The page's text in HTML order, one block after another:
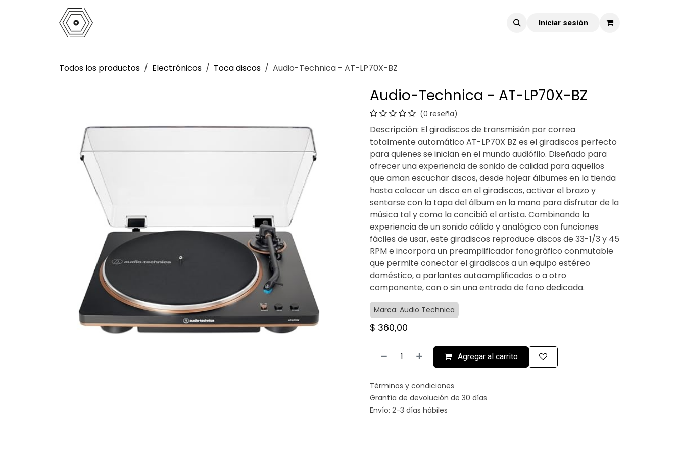
Iniciar sesión
Todos los productos Electrónicos Toca discos Audio-Technica - AT-LP70X-BZ
Audio-Technica - AT-LP70X-BZ
(0 reseña)
Descripción: El giradiscos de transmisión por correa
totalmente automático AT-LP70X BZ es el giradiscos perfecto
para quienes se inician en el mundo audiófilo. Diseñado para
ofrecer una experiencia de sonido de calidad para aquellos
que aman escuchar discos, desde hojear álbumes en la tienda
hasta colocar un disco en el giradiscos, activar el brazo y
sentarse con la tapa del álbum en la mano para disfrutar de la
música tal y como la concibió el artista. Combinando la
experiencia de un sonido cálido y analógico con funciones
fáciles de usar, este giradiscos reproduce discos de 33-1/3 y 45
RPM e incorpora un preamplificador fonográfico conmutable
que permite conectar el giradiscos a un equipo estéreo
doméstico, a parlantes autoamplificados o a otro
componente, con o sin una entrada de fono dedicada.
Marca: Audio Technica
$ 360,00
Agregar al carrito
Términos y condiciones
Grantía de devolución de 30 días
Envío: 2-3 días hábiles